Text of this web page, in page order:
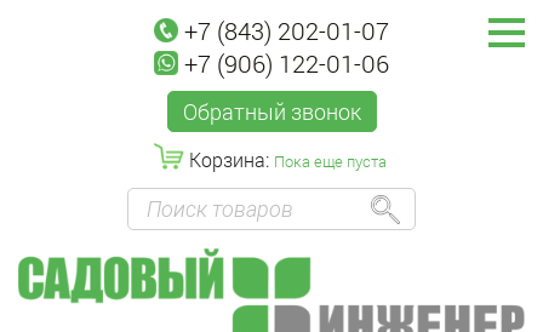
+7 (843) 202-01-07
+7 (906) 122-01-06
Обратный звонок
Корзина: Пока еще пуста